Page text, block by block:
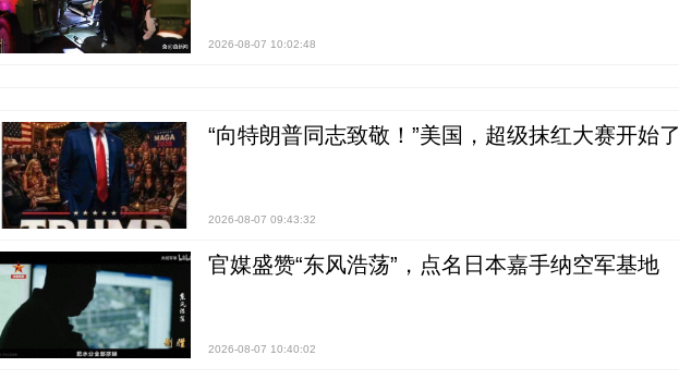
2026-08-07 10:02:48
“向特朗普同志致敬！”美国，超级抹红大赛开始了
2026-08-07 09:43:32
官媒盛赞“东风浩荡”，点名日本嘉手纳空军基地
2026-08-07 10:40:02